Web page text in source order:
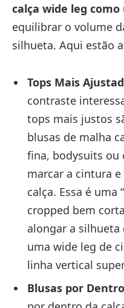
calça wide leg como
equilibrar o volume
silhueta. Aqui estão
Tops Mais
contraste
tops mais justos
blusas de malha
fina, bodysuits ou
marcar a cintura
calça. Essa é uma
cropped bem
alongar a
uma wide leg de
linha vertical
Blusas por